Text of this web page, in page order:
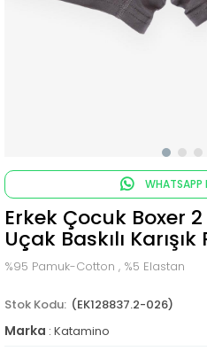
WHATSAPP
Erkek Çocuk Boxer
Uçak Baskılı
%95 Pamuk-Cotton , %5 Elastan
(EK128837.2-026)
Marka : Katamino